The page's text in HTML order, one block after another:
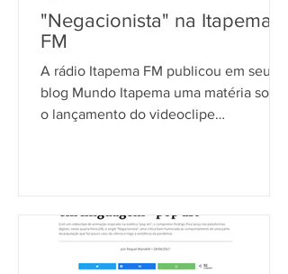
"Negacionista" na Itapema
FM
A rádio Itapema FM publicou em seu
blog Mundo Itapema uma matéria sobre
o lançamento do videoclipe